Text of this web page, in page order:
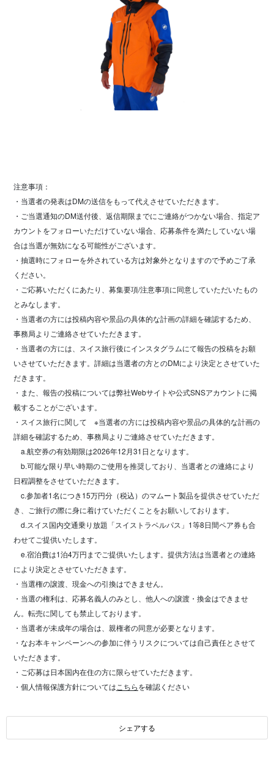
注意事項：
・当選者の発表はDMの送信をもって代えさせていただきます。
・ご当選通知のDM送付後、返信期限までにご連絡がつかない場合、指定ア
カウントをフォローいただけていない場合、応募条件を満たしていない場
合は当選が無効になる可能性がございます。
・抽選時にフォローを外されている方は対象外となりますので予めご了承
ください。
・ご応募いただくにあたり、募集要項/注意事項に同意していただいたもの
とみなします。
・当選者の方には投稿内容や景品の具体的な計画の詳細を確認するため、
事務局よりご連絡させていただきます。
・当選者の方には、スイス旅行後にインスタグラムにて報告の投稿をお願
いさせていただきます。詳細は当選者の方とのDMにより決定とさせていた
だきます。
・また、報告の投稿については弊社Webサイトや公式SNSアカウントに掲
載することがございます。
・スイス旅行に関して ※当選者の方には投稿内容や景品の具体的な計画の
詳細を確認するため、事務局よりご連絡させていただきます。
a.航空券の有効期限は2026年12月31日となります。
b.可能な限り早い時期のご使用を推奨しており、当選者との連絡により
日程調整をさせていただきます。
c.参加者1名につき15万円分（税込）のマムート製品を提供させていただ
き、ご旅行の際に身に着けていただくことをお願いしております。
d.スイス国内交通乗り放題「スイストラベルパス」1等8日間ペア券も合
わせてご提供いたします。
e.宿泊費は1泊4万円までご提供いたします。提供方法は当選者との連絡
により決定とさせていただきます。
・当選権の譲渡、現金への引換はできません。
・当選の権利は、応募名義人のみとし、他人への譲渡・換金はできませ
ん。転売に関しても禁止しております。
・当選者が未成年の場合は、親権者の同意が必要となります。
・なお本キャンペーンへの参加に伴うリスクについては自己責任とさせて
いただきます。
・ご応募は日本国内在住の方に限らせていただきます。
・個人情報保護方針については こちらを確認ください
シェアする